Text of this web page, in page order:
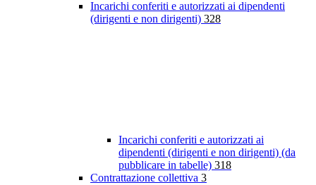
Incarichi conferiti e autorizzati ai dipendenti
(dirigenti e non dirigenti) 328
Incarichi conferiti e autorizzati ai
dipendenti (dirigenti e non dirigenti) (da
pubblicare in tabelle) 318
Contrattazione collettiva 3